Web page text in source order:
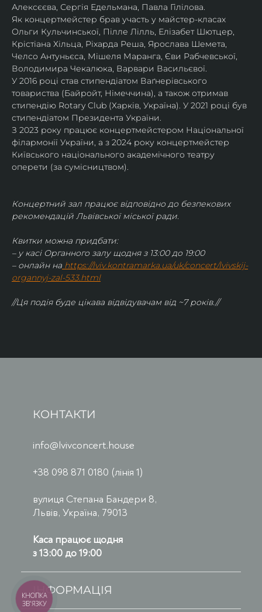
Алексєєва, Сергія Едельмана, Павла Гілілова.
Як концертмейстер брав участь у майстер-класах
Ольги Кульчинської, Пілле Лілль, Елізабет Шютцер,
Крістіана Хільца, Ріхарда Реша, Ярослава Шемета,
Челсо Антуньєса, Мішеля Маранга, Єви Рабчевської,
Володимира Чекалюка, Варвари Васильєвої.
У 2016 році став стипендіатом Ваґнерівського
товариства (Байройт, Німеччина), а також отримав
стипендію Rotary Club (Харків, Україна). У 2021 році був
стипендіатом Президента України.
З 2023 року працює концертмейстером Національної
філармонії України, а з 2024 року концертмейстер
Київського національного академічного театру
оперети (за сумісництвом).
Концертний зал працює відповідно до безпекових
рекомендацій Львівської міської ради.
Квитки можна придбати:
– у касі Органного залу щодня з 13:00 до 19:00
– онлайн на https://lviv.kontramarka.ua/uk/concert/lvivskij-
organnyj-zal-533.html
//Ця подія буде цікава відвідувачам від ~7 років.//
КОНТАКТИ
info@lvivconcert.house
+38 098 871 0180 (лінія 1)
вулиця Степана Бандери 8,
Львів, Україна, 79013
Каса працює щодня
з 13:00 до 19:00
ІНФОРМАЦІЯ
КНОПКА
ЗВ'ЯЗКУ